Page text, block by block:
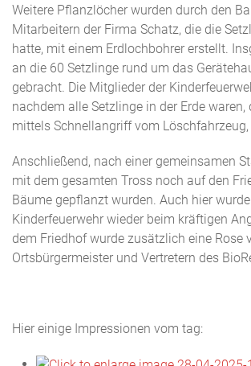
Weitere Pflanzlöcher wurden durch den
Mitarbeitern der Firma Schatz, die die
hatte, mit einem Erdlochbohrer erstellt.
an die 60 Setzlinge rund um das
gebracht. Die Mitglieder der
nachdem alle Setzlinge in der Erde waren,
mittels Schnellangriff vom
Anschließend, nach einer gemeinsamen
mit dem gesamten Tross noch auf den
Bäume gepflanzt wurden. Auch hier
Kinderfeuerwehr wieder beim kräftigen
dem Friedhof wurde zusätzlich eine Rose
Ortsbürgermeister und Vertretern des
Hier einige Impressionen vom tag: